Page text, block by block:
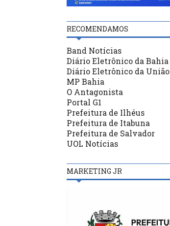
RECOMENDAMOS
Band Notícias
Diário Eletrônico da Bahia
Diário Eletrônico da União
MP Bahia
O Antagonista
Portal G1
Prefeitura de Ilhéus
Prefeitura de Itabuna
Prefeitura de Salvador
UOL Notícias
MARKETING JR